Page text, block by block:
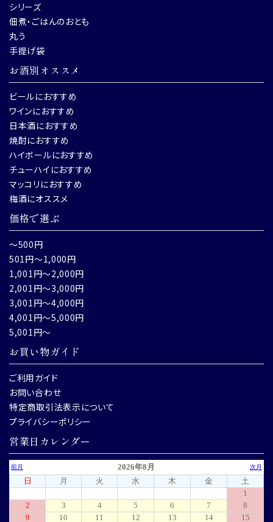
シリーズ
佃煮・ごはんのおとも
丸う
手提げ袋
お酒別オススメ
ビールにおすすめ
ワインにおすすめ
日本酒におすすめ
焼酎におすすめ
ハイボールにおすすめ
チューハイにおすすめ
マッコリにおすすめ
梅酒にオススメ
価格で選ぶ
～500円
501円～1,000円
1,001円～2,000円
2,001円～3,000円
3,001円～4,000円
4,001円～5,000円
5,001円～
お買い物ガイド
ご利用ガイド
お問い合わせ
特定商取引法表示について
プライバシーポリシー
営業日カレンダー